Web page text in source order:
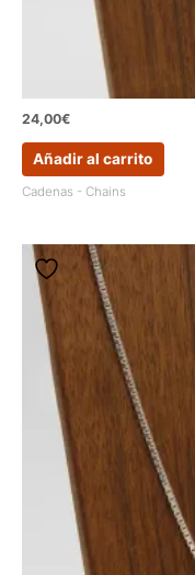
24,00€
Añadir al carrito
Cadenas - Chains